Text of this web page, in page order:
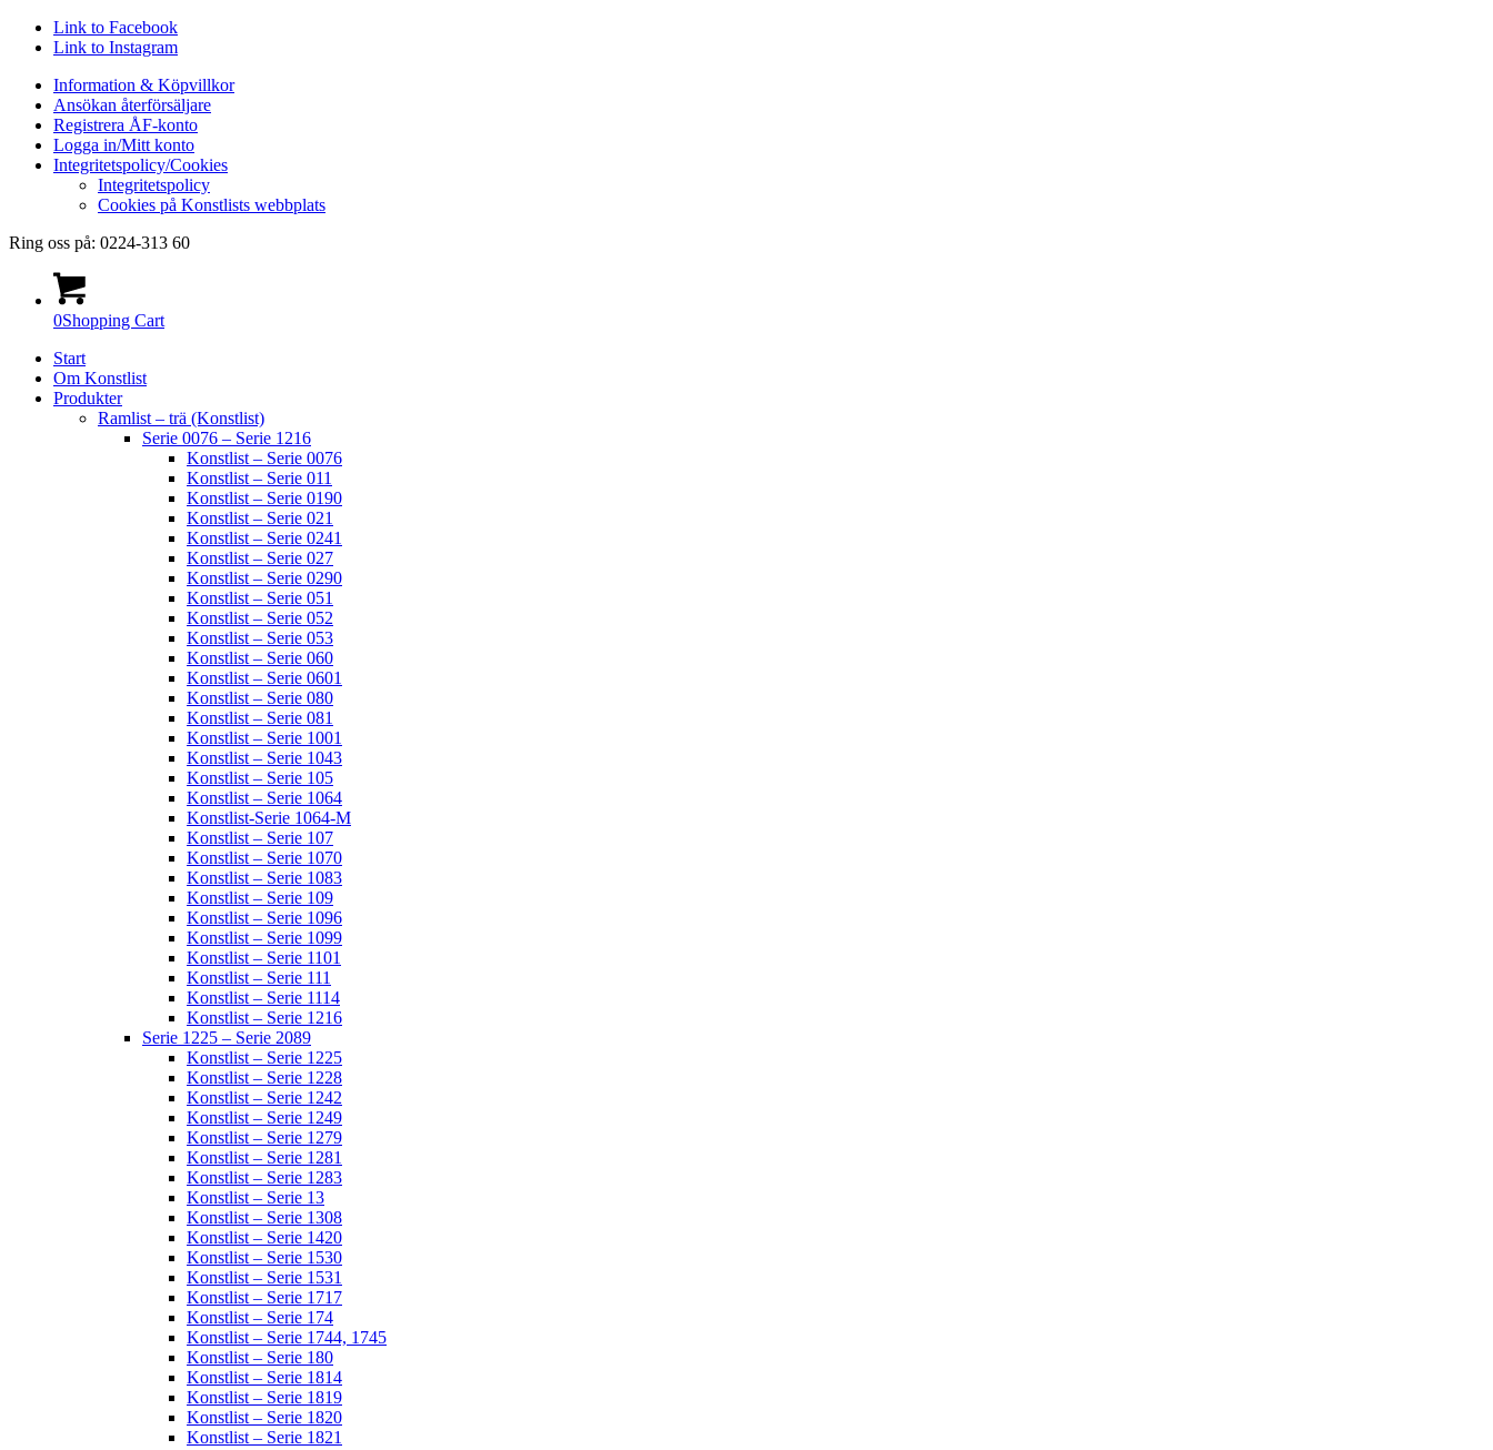
Link to Facebook
Link to Instagram
Information & Köpvillkor
Ansökan återförsäljare
Registrera ÅF-konto
Logga in/Mitt konto
Integritetspolicy/Cookies
Integritetspolicy
Cookies på Konstlists webbplats
Ring oss på: 0224-313 60
0Shopping Cart
Start
Om Konstlist
Produkter
Ramlist – trä (Konstlist)
Serie 0076 – Serie 1216
Konstlist – Serie 0076
Konstlist – Serie 011
Konstlist – Serie 0190
Konstlist – Serie 021
Konstlist – Serie 0241
Konstlist – Serie 027
Konstlist – Serie 0290
Konstlist – Serie 051
Konstlist – Serie 052
Konstlist – Serie 053
Konstlist – Serie 060
Konstlist – Serie 0601
Konstlist – Serie 080
Konstlist – Serie 081
Konstlist – Serie 1001
Konstlist – Serie 1043
Konstlist – Serie 105
Konstlist – Serie 1064
Konstlist-Serie 1064-M
Konstlist – Serie 107
Konstlist – Serie 1070
Konstlist – Serie 1083
Konstlist – Serie 109
Konstlist – Serie 1096
Konstlist – Serie 1099
Konstlist – Serie 1101
Konstlist – Serie 111
Konstlist – Serie 1114
Konstlist – Serie 1216
Serie 1225 – Serie 2089
Konstlist – Serie 1225
Konstlist – Serie 1228
Konstlist – Serie 1242
Konstlist – Serie 1249
Konstlist – Serie 1279
Konstlist – Serie 1281
Konstlist – Serie 1283
Konstlist – Serie 13
Konstlist – Serie 1308
Konstlist – Serie 1420
Konstlist – Serie 1530
Konstlist – Serie 1531
Konstlist – Serie 1717
Konstlist – Serie 174
Konstlist – Serie 1744, 1745
Konstlist – Serie 180
Konstlist – Serie 1814
Konstlist – Serie 1819
Konstlist – Serie 1820
Konstlist – Serie 1821